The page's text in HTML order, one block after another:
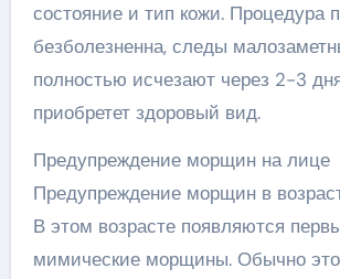
состояние и тип кожи. Процедура
безболезненна, следы
полностью исчезают через 2-3
приобретет здоровый вид.
Предупреждение морщин на лице
Предупреждение морщин в
В этом возрасте появляются
мимические морщины. Обычно